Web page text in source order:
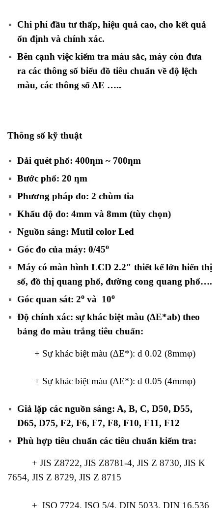
Chi phí đầu tư thấp, hiệu quả cao, cho kết quả
ổn định và chính xác.
Bên cạnh việc kiểm tra màu sắc, máy còn đưa
ra các thông số biểu đồ tiêu chuẩn về độ lệch
màu, các thông số ∆E …..
Thông số kỹ thuật
Dải quét phổ: 400ƞm ~ 700ƞm
Bước phổ: 20 ƞm
Phương pháp đo: 2 chùm tia
Khẩu độ đo: 4mm và 8mm (tùy chọn)
Nguồn sáng: Mutil color Led
Góc đo của máy: 0/45o
Máy có màn hình LCD 2.2″ thiết kế lớn hiển thị
số, đồ thị quang phổ, đường cong quang phổ….
Góc quan sát: 2o và 10o
Độ chính xác: sự khác biệt màu (∆E*ab) theo
bảng đo màu trắng tiêu chuẩn:
+ Sự khác biệt màu (∆E*): d 0.02 (8mmφ)
+ Sự khác biệt màu (∆E*): d 0.05 (4mmφ)
Giả lặp các nguồn sáng: A, B, C, D50, D55,
D65, D75, F2, F6, F7, F8, F10, F11, F12
Phù hợp tiêu chuẩn các tiêu chuẩn kiểm tra:
+ JIS Z8722, JIS Z8781-4, JIS Z 8730, JIS K
7654, JIS Z 8729, JIS Z 8715
+ ISO 7724, ISO 5/4, DIN 5033, DIN 16.536